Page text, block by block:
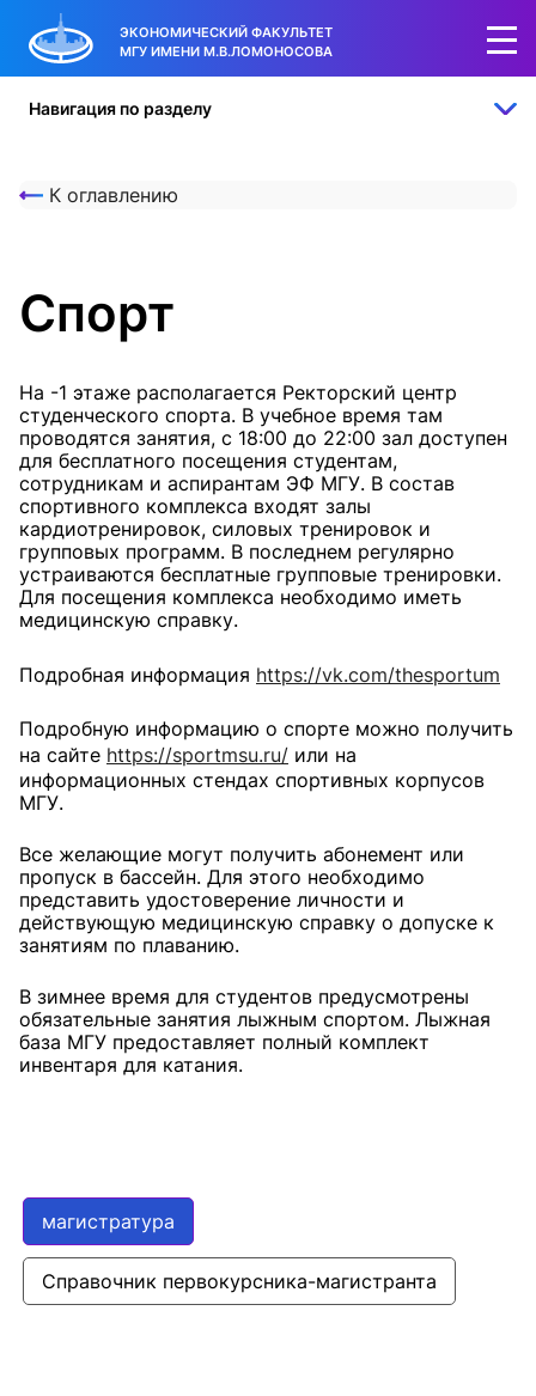
ЭКОНОМИЧЕСКИЙ ФАКУЛЬТЕТ
МГУ ИМЕНИ М.В.ЛОМОНОСОВА
Навигация по разделу
К оглавлению
Спорт
На -1 этаже располагается Ректорский центр
студенческого спорта. В учебное время там
проводятся занятия, с 18:00 до 22:00 зал доступен
для бесплатного посещения студентам,
сотрудникам и аспирантам ЭФ МГУ. В состав
спортивного комплекса входят залы
кардиотренировок, силовых тренировок и
групповых программ. В последнем регулярно
устраиваются бесплатные групповые тренировки.
Для посещения комплекса необходимо иметь
медицинскую справку.
Подробная информация https://vk.com/thesportum
Подробную информацию о спорте можно получить
на сайте https://sportmsu.ru/ или на
информационных стендах спортивных корпусов
МГУ.
Все желающие могут получить абонемент или
пропуск в бассейн. Для этого необходимо
представить удостоверение личности и
действующую медицинскую справку о допуске к
занятиям по плаванию.
В зимнее время для студентов предусмотрены
обязательные занятия лыжным спортом. Лыжная
база МГУ предоставляет полный комплект
инвентаря для катания.
магистратура
Справочник первокурсника-магистранта